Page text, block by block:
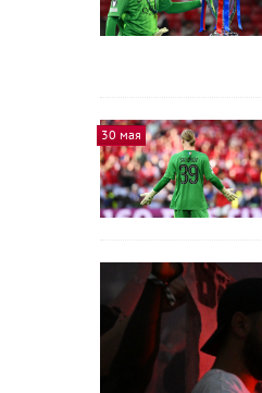
30 мая